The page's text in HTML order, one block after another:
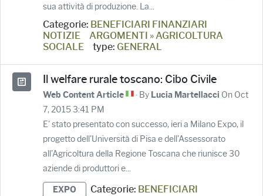
sua attività di produzione. La...
Categorie: BENEFICIARI FINANZIARI
NOTIZIE
ARGOMENTI » AGRICOLTURA
SOCIALE
type: GENERAL
Il welfare rurale toscano: Cibo Civile
Web Content Article · By Lucia Martellacci On Oct
7, 2015 3:41 PM
E' stato presentato con successo, ieri a Milano Expo, il
progetto dell'Università di Pisa e dell'Assessorato
all'Agricoltura della Regione Toscana che riunisce 30
aziende di produttori e...
EXPO Categorie: BENEFICIARI